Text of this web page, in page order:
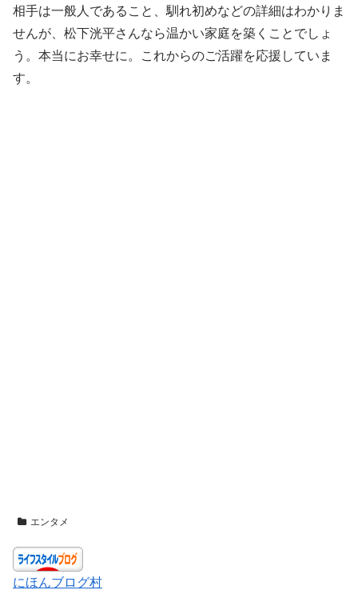
相手は一般人であること、馴れ初めなどの詳細はわかりま
せんが、松下洸平さんなら温かい家庭を築くことでしょ
う。本当にお幸せに。これからのご活躍を応援していま
す。
エンタメ
にほんブログ村